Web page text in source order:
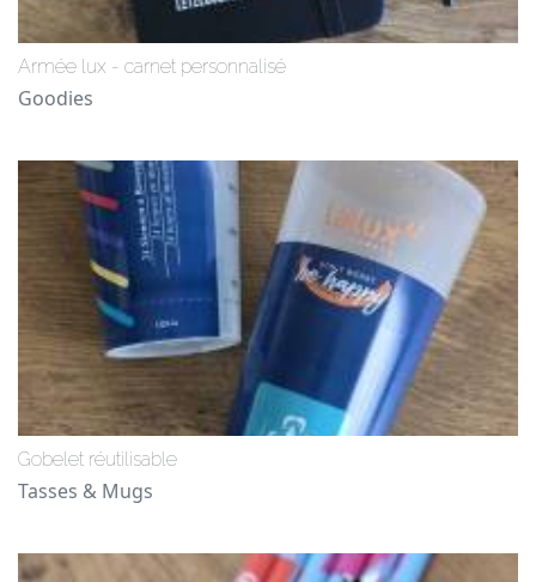
Armée lux - carnet personnalisé
Goodies
Gobelet réutilisable
Tasses & Mugs